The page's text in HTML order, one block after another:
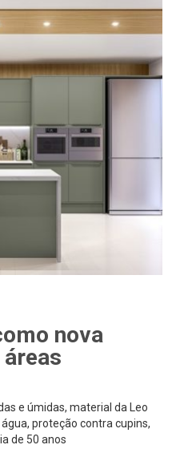
nova
e úmidas, material da Leo
proteção contra cupins,
de 50 anos